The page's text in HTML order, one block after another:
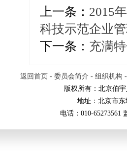
上一条： 2015
科技示范企业
下一条： 充满
返回首页 -委员会简介 -组织机构
版权所有：北京伯
地址：北京市
电话：010-65273561